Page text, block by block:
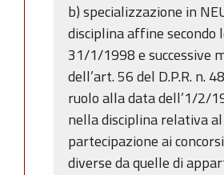
b) specializzazione in
disciplina affine
31/1/1998 e successive
dell’art. 56 del D.P.R. n.
ruolo alla data dell’1/2/
nella disciplina relativa
partecipazione ai
diverse da quelle di